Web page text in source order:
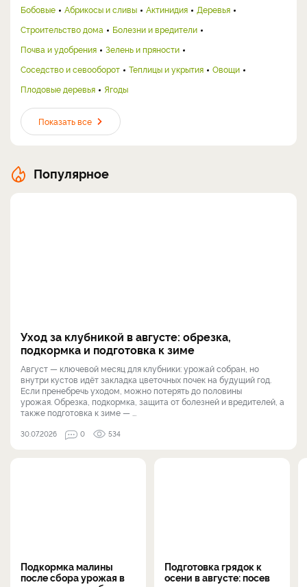
Бобовые
Абрикосы и сливы Актинидия
Деревья
Строительство дома
Болезни и вредители
Почва и удобрения
Зелень и пряности
Соседство и севооборот
Теплицы и укрытия
Овощи
Плодовые деревья
Ягоды
Показать все
Популярное
Уход за клубникой в августе: обрезка,
подкормка и подготовка к зиме
Август — ключевой месяц для клубники: урожай собран, но
внутри кустов идёт закладка цветочных почек на будущий год.
Если пренебречь уходом, можно потерять до половины
урожая. Обрезка, подкормка, защита от болезней и вредителей, а
также подготовка к зиме — ...
30.07.2026 0 534
Подкормка малины
после сбора урожая в
Подготовка грядок к
осени в августе: посев